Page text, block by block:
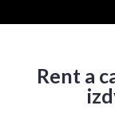
Rent a